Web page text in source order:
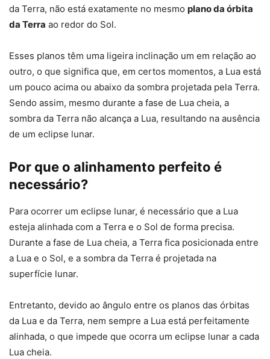
da Terra, não está exatamente no mesmo plano da órbita
da Terra ao redor do Sol.
Esses planos têm uma ligeira inclinação um em relação ao
outro, o que significa que, em certos momentos, a Lua está
um pouco acima ou abaixo da sombra projetada pela Terra.
Sendo assim, mesmo durante a fase de Lua cheia, a
sombra da Terra não alcança a Lua, resultando na ausência
de um eclipse lunar.
Por que o alinhamento perfeito é
necessário?
Para ocorrer um eclipse lunar, é necessário que a Lua
esteja alinhada com a Terra e o Sol de forma precisa.
Durante a fase de Lua cheia, a Terra fica posicionada entre
a Lua e o Sol, e a sombra da Terra é projetada na
superfície lunar.
Entretanto, devido ao ângulo entre os planos das órbitas
da Lua e da Terra, nem sempre a Lua está perfeitamente
alinhada, o que impede que ocorra um eclipse lunar a cada
Lua cheia.